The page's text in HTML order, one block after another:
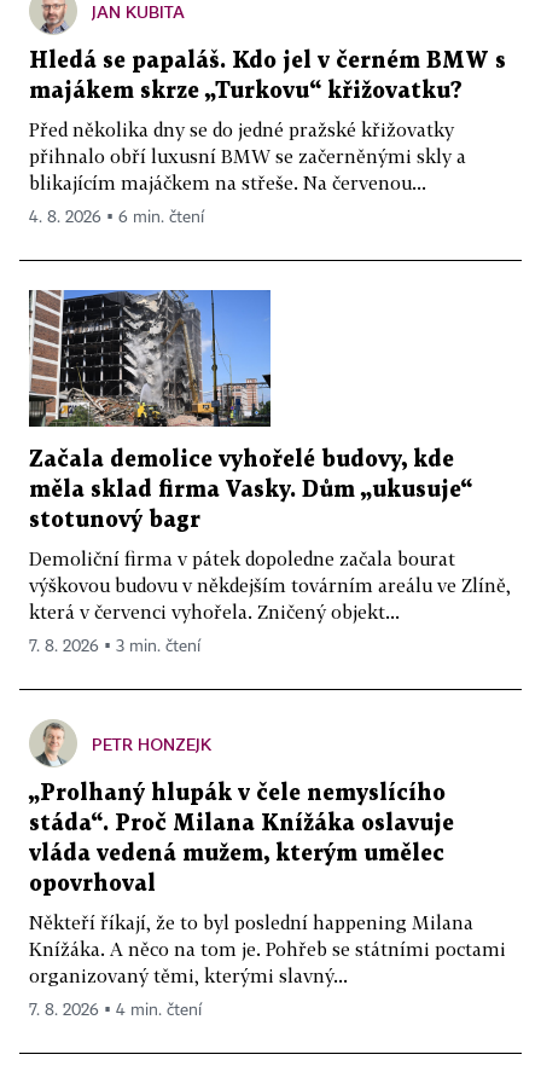
JAN KUBITA
Hledá se papaláš. Kdo jel v černém BMW s
majákem skrze „Turkovu“ křižovatku?
Před několika dny se do jedné pražské křižovatky
přihnalo obří luxusní BMW se začerněnými skly a
blikajícím majáčkem na střeše. Na červenou...
4. 8. 2026 ▪ 6 min. čtení
Začala demolice vyhořelé budovy, kde
měla sklad firma Vasky. Dům „ukusuje“
stotunový bagr
Demoliční firma v pátek dopoledne začala bourat
výškovou budovu v někdejším továrním areálu ve Zlíně,
která v červenci vyhořela. Zničený objekt...
7. 8. 2026 ▪ 3 min. čtení
PETR HONZEJK
„Prolhaný hlupák v čele nemyslícího
stáda“. Proč Milana Knížáka oslavuje
vláda vedená mužem, kterým umělec
opovrhoval
Někteří říkají, že to byl poslední happening Milana
Knížáka. A něco na tom je. Pohřeb se státními poctami
organizovaný těmi, kterými slavný...
7. 8. 2026 ▪ 4 min. čtení